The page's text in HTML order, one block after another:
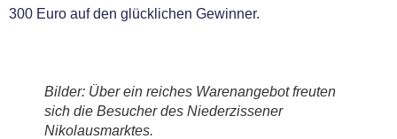
300 Euro auf den glücklichen Gewinner.
Bilder: Über ein reiches Warenangebot freuten
sich die Besucher des Niederzissener
Nikolausmarktes.